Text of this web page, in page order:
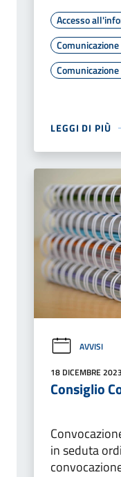
Accesso
LEGGI DI PIÙ
AVVISI
18 DICEMBRE 2023
Consiglio
in seduta